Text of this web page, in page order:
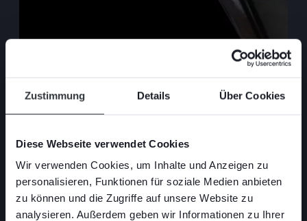
Zustimmung Details Über Cookies
Diese Webseite verwendet Cookies
Wir verwenden Cookies, um Inhalte und Anzeigen zu
personalisieren, Funktionen für soziale Medien anbieten
zu können und die Zugriffe auf unsere Website zu
analysieren. Außerdem geben wir Informationen zu Ihrer
05
JULI
Stafsjö introduce a new
hydraulic cylinder to its
modular actuator range